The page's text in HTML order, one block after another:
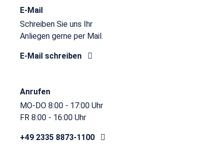
E-Mail
Schreiben Sie uns Ihr
Anliegen gerne per Mail.
E-Mail schreiben
Anrufen
MO-DO 8:00 - 17:00 Uhr
FR 8:00 - 16:00 Uhr
+49 2335 8873-1100